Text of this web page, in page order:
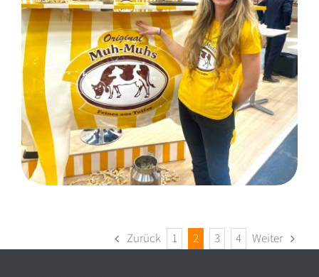
ISM Cologne: Köln/ Kunde
Pico Food GmbH
Zurück 1 2 3 4 Weiter